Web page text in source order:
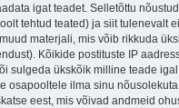
igat teadet. Selletõttu
tehtud teated) ja siit tulenevalt
materjali, mis võib rikkuda
Kõikide postituste IP
sulgeda ükskõik milline teade
osapooltele ilma sinu
eest, mis võivad andmeid